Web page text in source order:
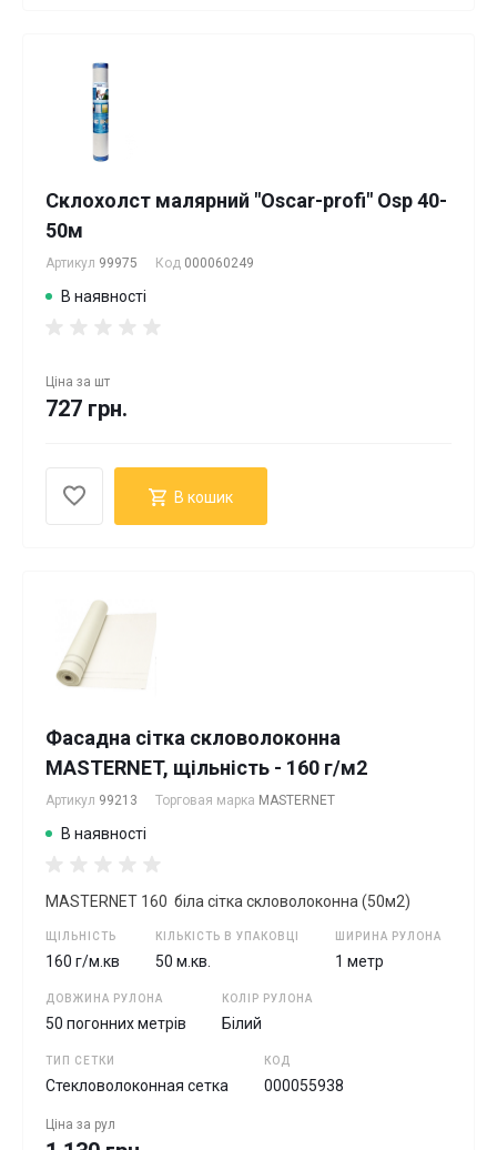
Склохолст малярний "Oscar-profi" Osp 40-
50м
Артикул 99975 Код 000060249
В наявності
Ціна за шт
727 грн.
В кошик
Фасадна сітка скловолоконна
MASTERNET, щільність - 160 г/м2
Артикул 99213 Торговая марка MASTERNET
В наявності
MASTERNET 160 біла cітка скловолоконна (50м2)
ЩІЛЬНІСТЬ
160 г/м.кв
КІЛЬКІСТЬ В УПАКОВЦІ
50 м.кв.
ШИРИНА РУЛОНА
1 метр
ДОВЖИНА РУЛОНА
50 погонних метрів
КОЛІР РУЛОНА
Білий
ТИП СЕТКИ
Стекловолоконная сетка
КОД
000055938
Ціна за рул